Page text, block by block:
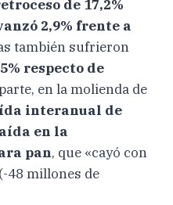
de 17,2%
2,9% frente a
también sufrieron
respecto de
en la molienda de
interanual de
en la
pan, que «cayó con
48 millones de